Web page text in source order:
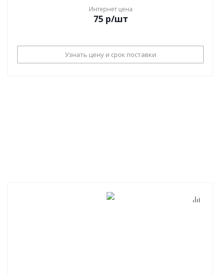
Интернет цена
75р/шт
Узнать цену и срок поставки